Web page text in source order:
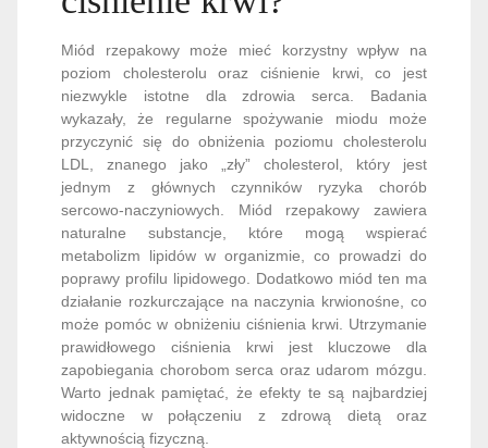
Miód rzepakowy może mieć korzystny wpływ na
poziom cholesterolu oraz ciśnienie krwi, co jest
niezwykle istotne dla zdrowia serca. Badania
wykazały, że regularne spożywanie miodu może
przyczynić się do obniżenia poziomu cholesterolu
LDL, znanego jako „zły” cholesterol, który jest
jednym z głównych czynników ryzyka chorób
sercowo-naczyniowych. Miód rzepakowy zawiera
naturalne substancje, które mogą wspierać
metabolizm lipidów w organizmie, co prowadzi do
poprawy profilu lipidowego. Dodatkowo miód ten ma
działanie rozkurczające na naczynia krwionośne, co
może pomóc w obniżeniu ciśnienia krwi. Utrzymanie
prawidłowego ciśnienia krwi jest kluczowe dla
zapobiegania chorobom serca oraz udarom mózgu.
Warto jednak pamiętać, że efekty te są najbardziej
widoczne w połączeniu z zdrową dietą oraz
aktywnością fizyczną.